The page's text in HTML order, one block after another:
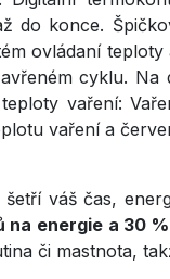
do konce.
ovládaní
cyklu. Na
vaření:
vaření a
šetří váš čas,
na energie a 30
či mastnota,